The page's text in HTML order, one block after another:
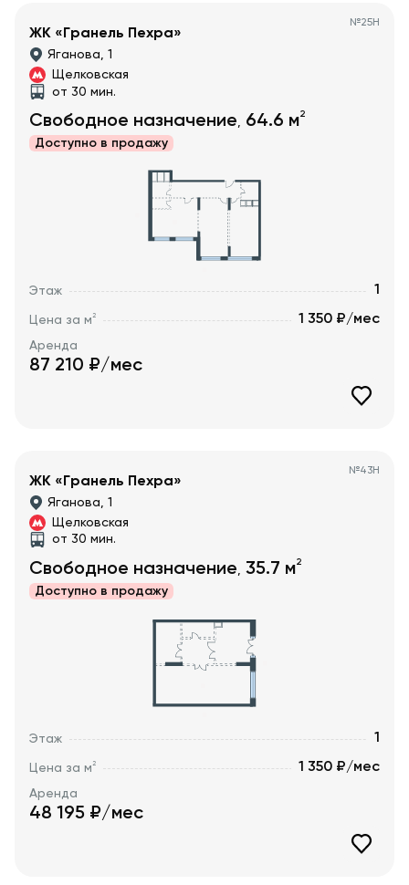
№25Н
ЖК «Гранель Пехра»
Яганова, 1
Щелковская
от 30 мин.
Свободное назначение 64.6 м2
Доступно в продажу
Этаж 1
Цена за м2 1 350 ₽/мес
Аренда
87 210 ₽/мес
№43Н
ЖК «Гранель Пехра»
Яганова, 1
Щелковская
от 30 мин.
Свободное назначение 35.7 м2
Доступно в продажу
Этаж 1
Цена за м2 1 350 ₽/мес
Аренда
48 195 ₽/мес